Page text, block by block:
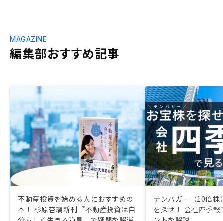
編集部おすすめ記事
MAGAZINE
不動産投資を始める人におすすめの
本！ 杉原杏璃新刊『不動産投資は自
テンバガー（10倍株
を探せ！ 会社四季